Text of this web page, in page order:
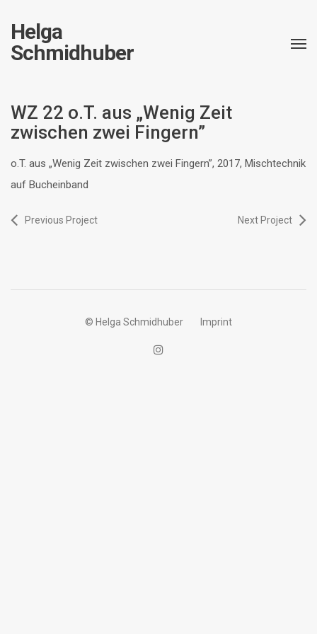
Helga
Schmidhuber
WZ 22 o.T. aus „Wenig Zeit
zwischen zwei Fingern”
o.T. aus „Wenig Zeit zwischen zwei Fingern”, 2017, Mischtechnik
auf Bucheinband
Previous Project Next Project
© Helga Schmidhuber Imprint